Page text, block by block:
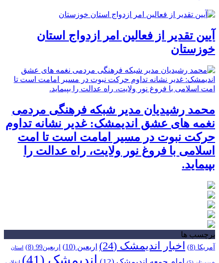
آیین تقدیر از فعالین امر ازدواج استان
خوزستان
محمد رشیدیان مدیر شبکه فرهنگی مردمی
نغمه های عشق اندیمشک: غدیر نشانه تداوم
حرکت نبوت در مسیر امامت است تا امت
اسلامی با فروغ نور ولایت، راه عدالت را
بپیماید.
برچسب ها
آمریکا (8) اخبار اندیمشک (24) اربعین (10) اربعین99 (8) استان